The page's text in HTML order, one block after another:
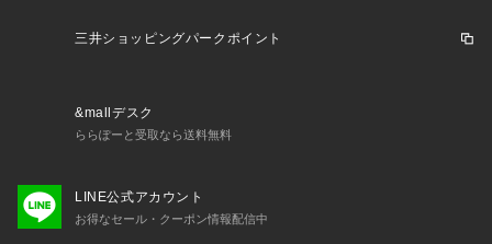
三井ショッピングパークポイント
&mallデスク
ららぽーと受取なら送料無料
LINE公式アカウント
お得なセール・クーポン情報配信中